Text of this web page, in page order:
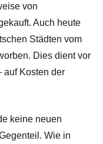
von
Auch heute
Städten vom
Dies dient vor
auf Kosten der
keine neuen
Wie in